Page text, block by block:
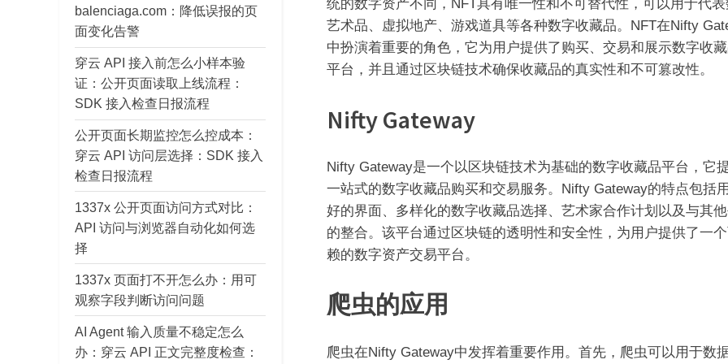
统的数字资产不同，NFT具有唯一性和不可替代性，可以用于代
艺术品、虚拟地产、游戏道具等各种数字收藏品。NFT在Nifty
中扮演着重要的角色，它为用户提供了购买、交易和展示数字收
平台，并且通过区块链技术确保收藏品的真实性和不可篡改性。
Nifty Gateway
Nifty Gateway是一个以区块链技术为基础的数字收藏品平台，它
一站式的数字收藏品购买和交易服务。Nifty Gateway的特点包括
好的界面、多样化的数字收藏品选择、艺术家合作计划以及与其
的整合。该平台通过区块链的透明性和安全性，为用户提供了一
赖的数字资产交易平台。
爬虫的应用
爬虫在Nifty Gateway中发挥着重要作用。首先，爬虫可以用于数
balenciaga.com：降低误报的页
面变化告警
穿云 API 接入前怎么小样本验
证：公开页面读取上线流程：
SDK 接入检查日报流程
公开页面长期监控怎么控成本：
穿云 API 访问层选择：SDK 接入
检查日报流程
1337x 公开页面访问方式对比：
API 访问与浏览器自动化如何选
择
1337x 页面打不开怎么办：用可
观察字段判断访问问题
AI Agent 输入质量不稳定怎么
办：穿云 API 正文完整度检查：